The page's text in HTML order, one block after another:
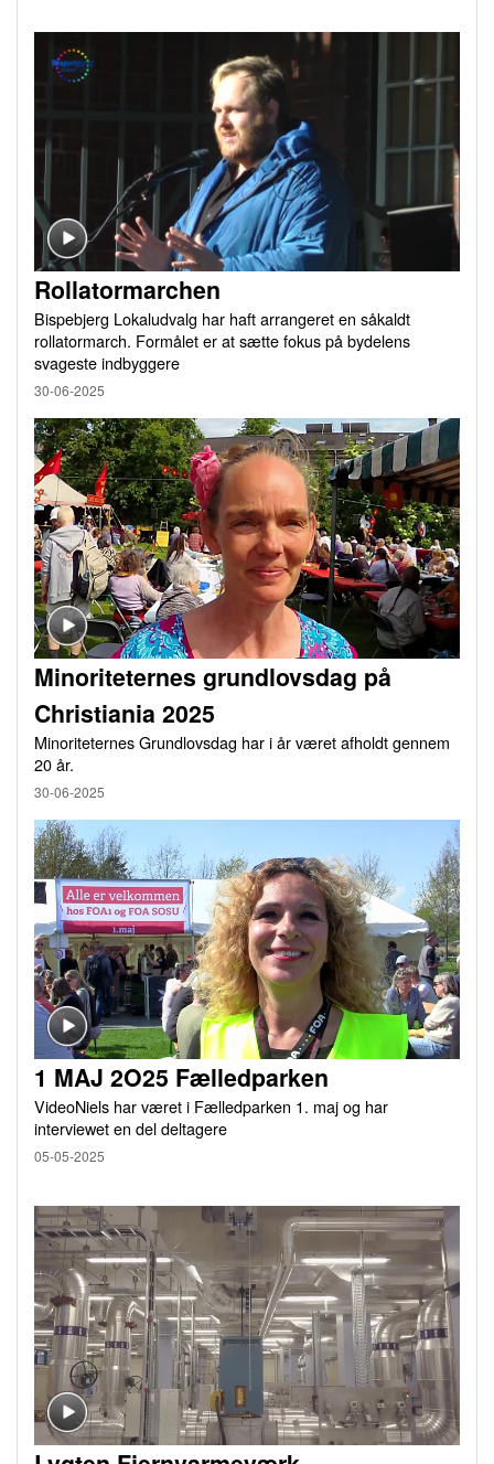
Rollatormarchen
Bispebjerg Lokaludvalg har haft arrangeret en såkaldt
rollatormarch. Formålet er at sætte fokus på bydelens
svageste indbyggere
30-06-2025
Minoriteternes grundlovsdag på
Christiania 2025
Minoriteternes Grundlovsdag har i år været afholdt gennem
20 år.
30-06-2025
1 MAJ 2O25 Fælledparken
VideoNiels har været i Fælledparken 1. maj og har
interviewet en del deltagere
05-05-2025